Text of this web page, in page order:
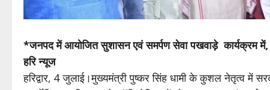
*जनपद में आयोजित सुशासन एवं समर्पण सेवा पखवाड़े कार्यक्रम में,
हरि न्यूज
हरिद्वार, 4 जुलाई।मुख्यमंत्री पुष्कर सिंह धामी के कुशल नेतृत्व में